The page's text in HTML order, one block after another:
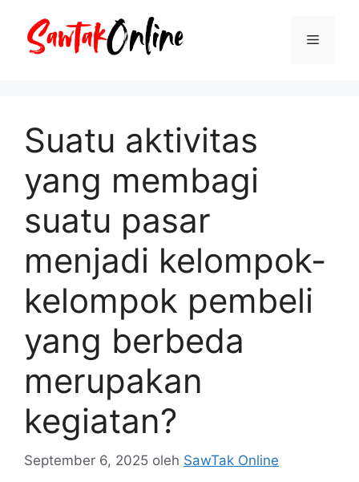
Menu
Suatu aktivitas
yang membagi
suatu pasar
menjadi kelompok-
kelompok pembeli
yang berbeda
merupakan
kegiatan?
September 6, 2025 oleh SawTak Online